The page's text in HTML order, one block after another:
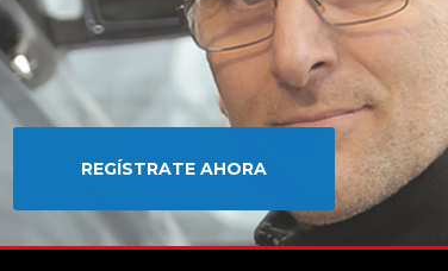
REGÍSTRATE AHORA